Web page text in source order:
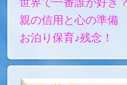
親の信用と心の準備
お泊り保育♪残念！